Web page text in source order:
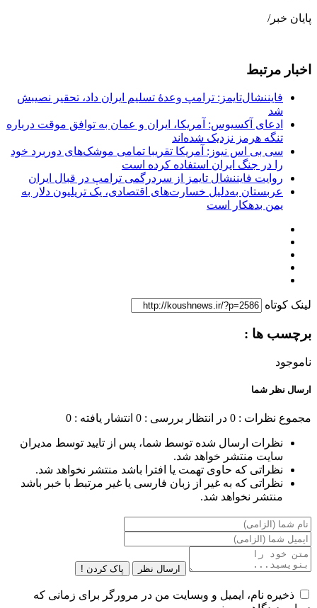
پایان خبر/
اخبار مرتبط
فایننشال‌تایمز: ترامپ وعدۀ تسلیم ایران داد، تحقیر نصیبش
شد
ادعای آکسیوس: آمریکا، ایران و عمان به توافق موقت درباره
تنگه هرمز نزدیک شده‌اند
سی بی اس نیوز: آمریکا تقریبا تمامی موشک‌های دوربرد خود
را در جنگ ایران استفاده کرده است
روایت فایننشال تایمز از سردرگمی ترامپ در قبال ایران
عربستان به‌دلیل خسارت‌های اقتصادی، یک تریلیون دلار به
یمن بدهکار است
لینک کوتاه
برچسب ها :
ناموجود
ارسال نظر شما
مجموع نظرات : 0 در انتظار بررسی : 0 انتشار یافته : 0
نظرات ارسال شده توسط شما، پس از تایید توسط مدیران
سایت منتشر خواهد شد.
نظراتی که حاوی تهمت یا افترا باشد منتشر نخواهد شد.
نظراتی که به غیر از زبان فارسی یا غیر مرتبط با خبر باشد
منتشر نخواهد شد.
ارسال نظر پاک کردن !
ذخیره نام، ایمیل و وبسایت من در مرورگر برای زمانی که